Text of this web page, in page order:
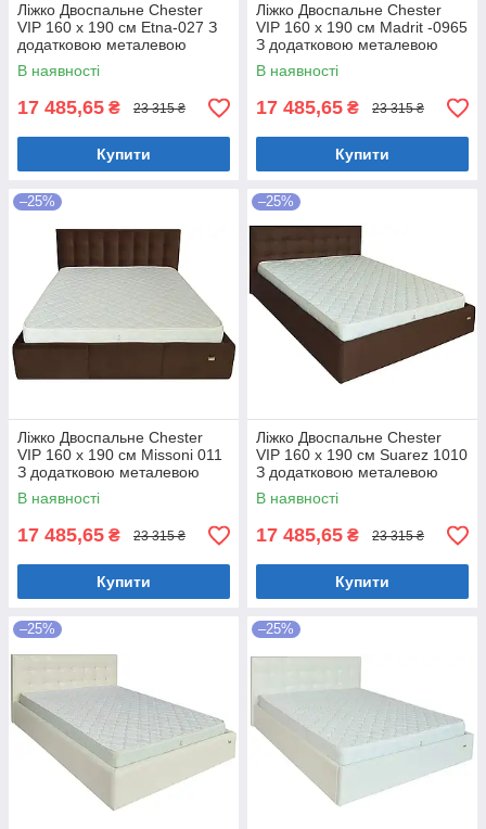
Ліжко Двоспальне Chester
VIP 160 х 190 см Etna-027 З
додатковою металевою
цільнозварною рамою
Коричневий
В наявності
17 485,65 ₴ 23 315 ₴
Купити
Ліжко Двоспальне Chester
VIP 160 х 190 см Madrit -0965
З додатковою металевою
цільнозварною рамою
Фіолетовий
В наявності
17 485,65 ₴ 23 315 ₴
Купити
–25%
Ліжко Двоспальне Chester
VIP 160 х 190 см Missoni 011
З додатковою металевою
цільнозварною рамою
Темно-коричневий
В наявності
17 485,65 ₴ 23 315 ₴
Купити
–25%
Ліжко Двоспальне Chester
VIP 160 х 190 см Suarez 1010
З додатковою металевою
цільнозварною рамою
Коричневий
В наявності
17 485,65 ₴ 23 315 ₴
Купити
–25% –25%